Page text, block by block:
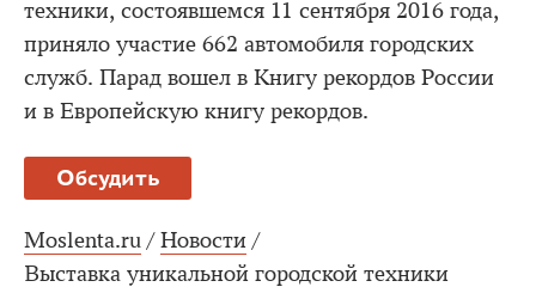
техники, состоявшемся 11 сентября 2016 года,
приняло участие 662 автомобиля городских
служб. Парад вошел в Книгу рекордов России
и в Европейскую книгу рекордов.
Обсудить
Moslenta.ru / Новости /
Выставка уникальной городской техники